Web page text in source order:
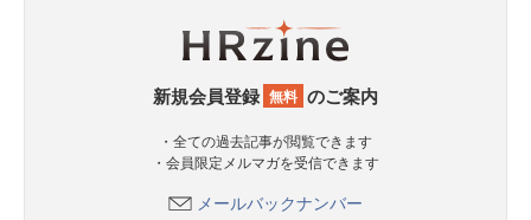
新規会員登録 無料 のご案内
・全ての過去記事が閲覧できます
・会員限定メルマガを受信できます
メールバックナンバー